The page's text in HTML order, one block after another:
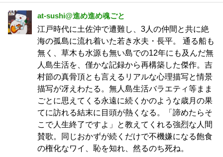
at-sushi@進め進め魂ごと
江戸時代に土佐沖で遭難し、3人の仲間と共に絶
海の孤島に流れ着いた若き水夫・長平。 通る船も
無く、草木も水源も無い島での12年にも及んだ無
人島生活を、僅かな記録から再構築した傑作。吉
村節の真骨頂とも言えるリアルな心理描写と情景
描写が冴えわたる。無人島生活バラエティ等まま
ごとに思えてくる永遠に続くかのような歳月の果
てに訪れる結末に目頭が熱くなる。「諦めたらそ
こで人生終了ですよ」と教えてくれる強烈な人間
賛歌。同じおかずが続くだけで不機嫌になる飽食
の権化なワイ、恥を知れ、然るのち死ね。